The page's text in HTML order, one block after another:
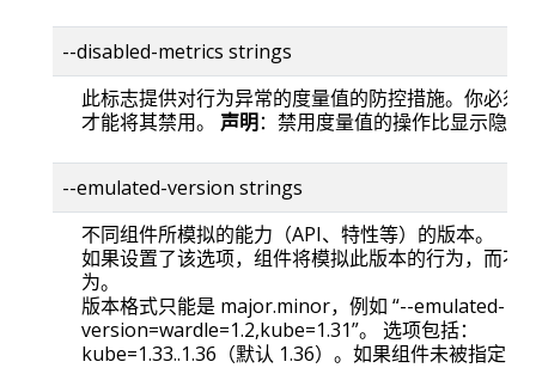
--disabled-metrics strings
此标志提供对行为异常的度量值的防控措施。你必须
才能将其禁用。 声明：禁用度量值的操作比显示隐
--emulated-version strings
不同组件所模拟的能力（API、特性等）的版本。
如果设置了该选项，组件将模拟此版本的行为，而不
为。
版本格式只能是 major.minor，例如 “--emulated-
version=wardle=1.2,kube=1.31”。 选项包括：
kube=1.33..1.36（默认 1.36）。如果组件未被指定，